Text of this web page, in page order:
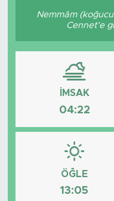
Nemmâm
Cennet’e
İMSAK
04:22
ÖĞLE
13:05